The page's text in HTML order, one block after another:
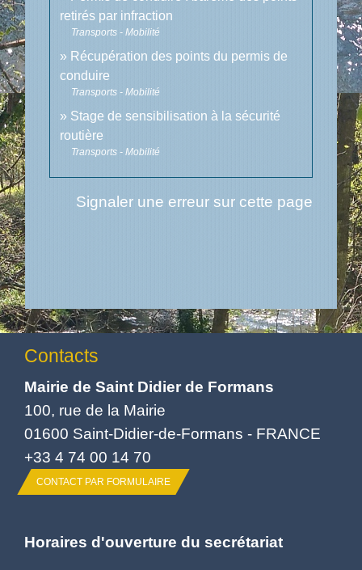
retirés par infraction
Transports - Mobilité
Récupération des points du permis de
conduire
Transports - Mobilité
Stage de sensibilisation à la sécurité
routière
Transports - Mobilité
Signaler une erreur sur cette page
Contacts
Mairie de Saint Didier de Formans
100, rue de la Mairie
01600 Saint-Didier-de-Formans - FRANCE
+33 4 74 00 14 70
CONTACT PAR FORMULAIRE
Horaires d'ouverture du secrétariat